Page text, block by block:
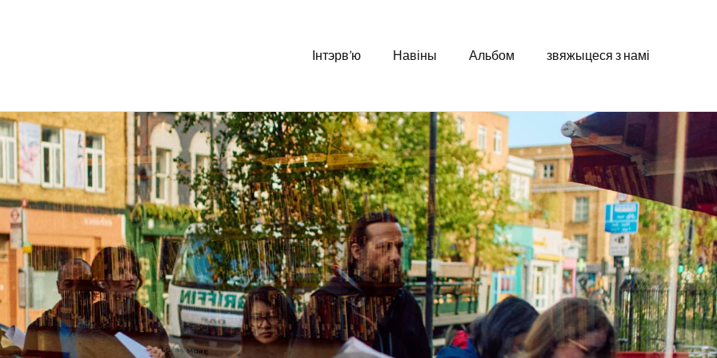
Інтэрв’ю Навіны Альбом звяжыцеся з намі